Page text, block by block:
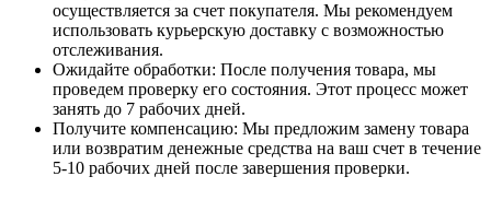
осуществляется за счет покупателя. Мы рекомендуем
использовать курьерскую доставку с возможностью
отслеживания.
Ожидайте обработки: После получения товара, мы
проведем проверку его состояния. Этот процесс может
занять до 7 рабочих дней.
Получите компенсацию: Мы предложим замену товара
или возвратим денежные средства на ваш счет в течение
5-10 рабочих дней после завершения проверки.